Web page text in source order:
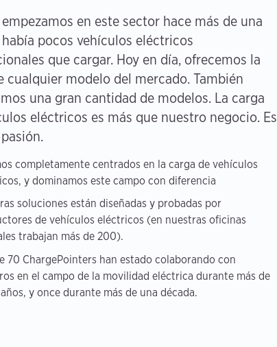
en este sector hace más de una
había pocos vehículos eléctricos
que cargar. Hoy en día, ofrecemos la
cualquier modelo del mercado. También
una gran cantidad de modelos. La carga
eléctricos es más que nuestro negocio. Es
completamente centrados en la carga de vehículos
y dominamos este campo con diferencia
soluciones están diseñadas y probadas por
de vehículos eléctricos (en nuestras oficinas
trabajan más de 200).
70 ChargePointers han estado colaborando con
en el campo de la movilidad eléctrica durante más de
y once durante más de una década.